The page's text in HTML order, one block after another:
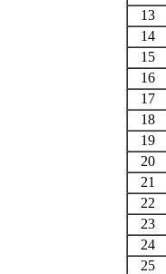
13
14
15
16
17
18
19
20
21
22
23
24
25